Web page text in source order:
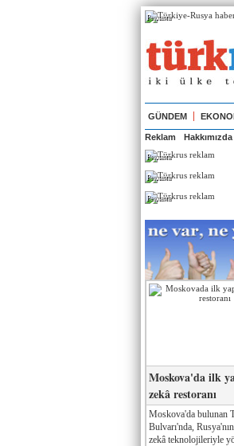
Реклама
GÜNDEM
Reklam Hakkımızda
Реклама
Реклама
Реклама
Moskova'da ilk
zekâ restoranı
Moskova'da bulunan
Bulvarı'nda,
zekâ teknolojileriyle